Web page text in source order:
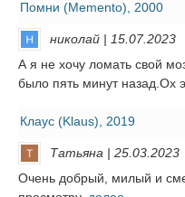
Помни (Memento), 2000
николай | 15.07.2023
А я не хочу ломать свой
было пять минут назад.Ох
Клаус (Klaus), 2019
Татьяна | 25.03.2023
Очень добрый, милый и